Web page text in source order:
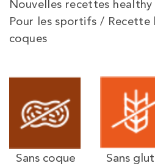
Nouvelles recettes
Pour les sportifs / Recette
coques
Sans coque Sans